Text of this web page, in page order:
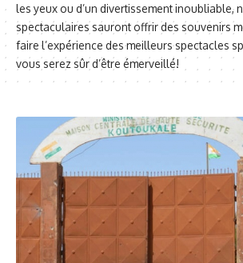
les yeux ou d’un divertissement inoubliable,
spectaculaires sauront offrir des souvenirs
faire l’expérience des meilleurs spectacles
vous serez sûr d’être émerveillé!